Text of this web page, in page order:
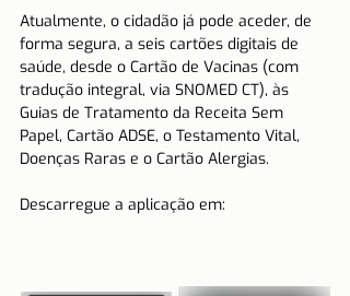
Atualmente, o cidadão já pode aceder, de
forma segura, a seis cartões digitais de
saúde, desde o Cartão de Vacinas (com
tradução integral, via SNOMED CT), às
Guias de Tratamento da Receita Sem
Papel, Cartão ADSE, o Testamento Vital,
Doenças Raras e o Cartão Alergias.
Descarregue a aplicação em: